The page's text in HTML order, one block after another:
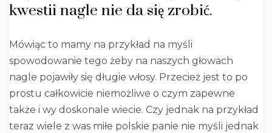
kwestii nagle nie da się zrobić.
Mówiąc to mamy na przykład na myśli
spowodowanie tego żeby na naszych głowach
nagle pojawiły się długie włosy. Przecież jest to po
prostu całkowicie niemożliwe o czym zapewne
także i wy doskonale wiecie. Czy jednak na przykład
teraz wiele z was miłe polskie panie nie myśli jednak